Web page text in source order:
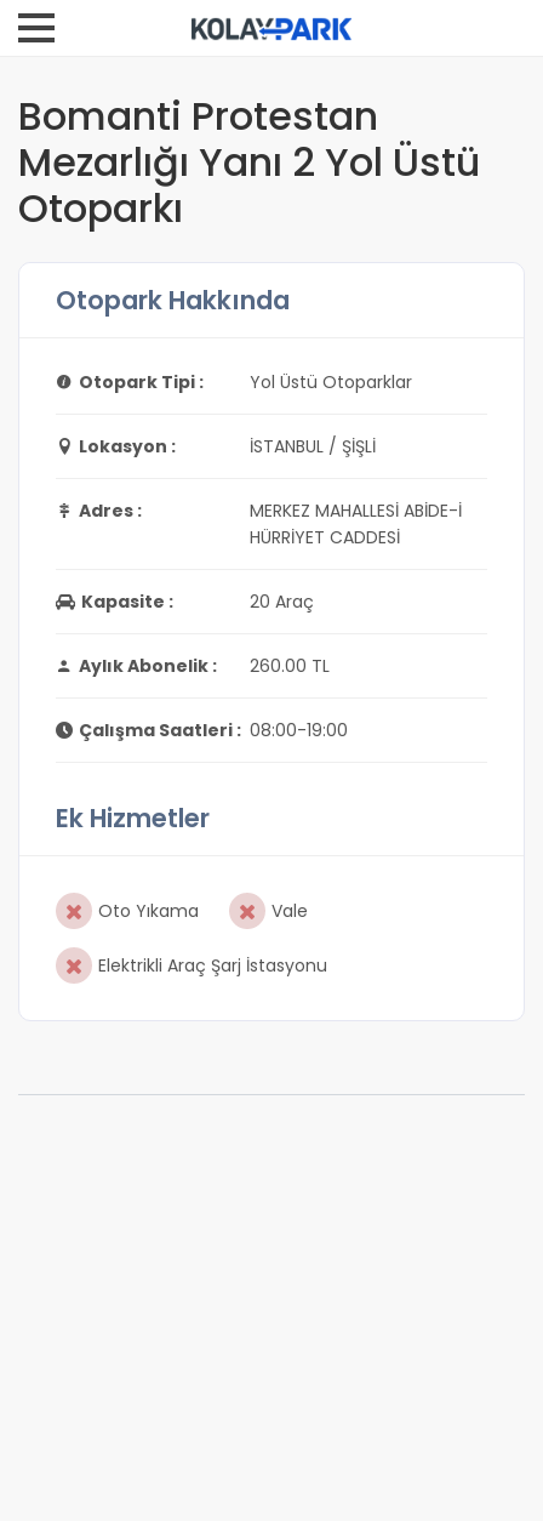
Bomanti Protestan
Mezarlığı Yanı 2 Yol Üstü
Otoparkı
Otopark Hakkında
Otopark Tipi : Yol Üstü Otoparklar
Lokasyon : İSTANBUL / ŞİŞLİ
Adres :
MERKEZ MAHALLESİ ABİDE-İ
HÜRRİYET CADDESİ
Kapasite : 20 Araç
Aylık Abonelik : 260.00 TL
Çalışma Saatleri : 08:00-19:00
Ek Hizmetler
Oto Yıkama Vale
Elektrikli Araç Şarj İstasyonu